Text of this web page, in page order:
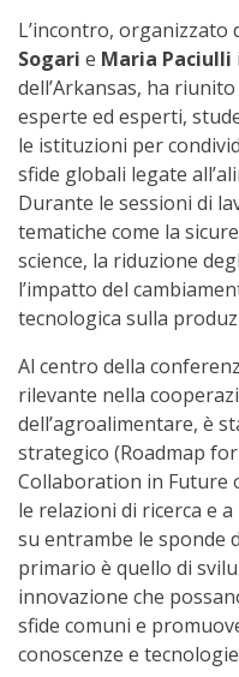
L’incontro, organizzato
Sogari e Maria Paciulli
dell’Arkansas, ha
esperte ed esperti,
le istituzioni per
sfide globali legate
Durante le sessioni di
tematiche come la
science, la riduzione
l’impatto del
tecnologica sulla
Al centro della
rilevante nella
dell’agroalimentare, è
strategico (Roadmap
Collaboration in Future
le relazioni di ricerca e
su entrambe le sponde
primario è quello di
innovazione che
sfide comuni e
conoscenze e